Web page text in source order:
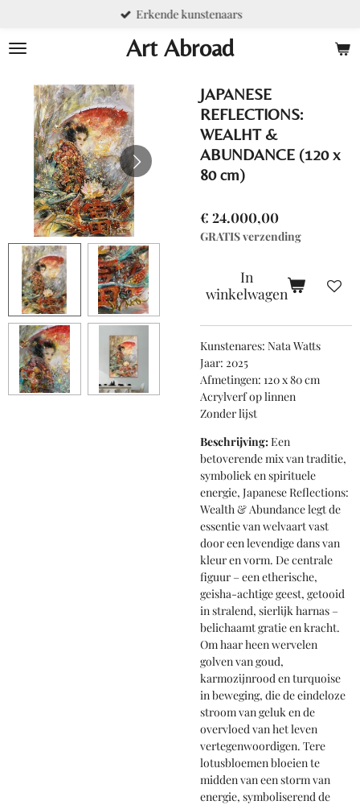
naar
hoofdinhoud
Art Abroad
Erkende kunstenaars
JAPANESE
REFLECTIONS:
WEALHT &
ABUNDANCE (120 x
80 cm)
€ 24.000,00
GRATIS verzending
In
winkelwagen
Kunstenares: Nata Watts
Jaar: 2025
Afmetingen: 120 x 80 cm
Acrylverf op linnen
Zonder lijst
Beschrijving:Een
betoverende mix van traditie,
symboliek en spirituele
energie, Japanese Reflections:
Wealth & Abundance legt de
essentie van welvaart vast
door een levendige dans van
kleur en vorm. De centrale
figuur – een etherische,
geisha-achtige geest, getooid
in stralend, sierlijk harnas –
belichaamt gratie en kracht.
Om haar heen wervelen
golven van goud,
karmozijnrood en turquoise
in beweging, die de eindeloze
stroom van geluk en de
overvloed van het leven
vertegenwoordigen. Tere
lotusbloemen bloeien te
midden van een storm van
energie, symboliserend de